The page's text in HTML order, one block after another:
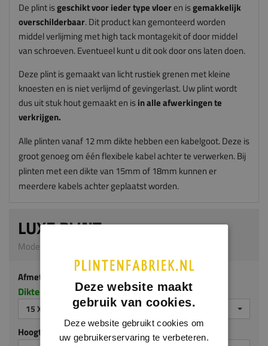
De plint isgeschikt voor ieder type vloeren isgemakkelijk
overschilderbaar. Dit product kan gemonteerd worden
middel verlijming met high tack montagekit of door middel
van schroeven. Eventueel kunt u dit ook door ons laten doen.
Deze plint is gemaakt van licht rustiek grenen met kleine
knoesten en is niet verlijmd of gevingerlast. Uw plint wordt
dus uit stuk hout gemaakt en isin alle afwerkingen te
verkrijgen.
Alle plinten vanaf 12 mm dikte hebben een kabelgoot. Deze is
groot genoeg om één flexibele kabel achter te verwerken. Bij
plinten met een dikte van 15mm of 18mm kunnen er
meerdere kabels achter geplaatst worden.
LUXE PLINT
Model G316 | 15 x 120 mm | Grenen
Afmeting
Dikte x hoogte in millimeters
15 X 120 MM
Hoogte (mm)
Deze website maakt
gebruik van cookies.
Deze website gebruikt cookies om
uw gebruikerservaring te verbeteren.